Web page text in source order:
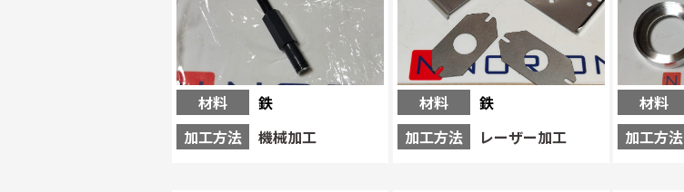
材料
鉄
加工方法
機械加工
材料
鉄
加工方法
レーザー加工
材料
加工方法